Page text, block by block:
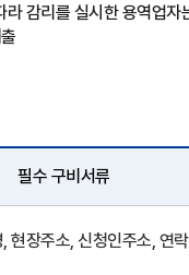
라 감리를 실시한 용역업
필수 구비서류
현장주소, 신청인주소, 연